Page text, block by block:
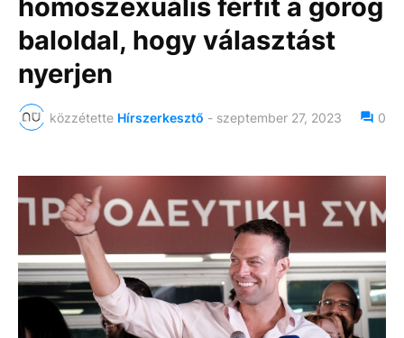
homoszexuális férfit a görög
baloldal, hogy választást
nyerjen
közzétette Hírszerkesztő - szeptember 27, 2023 0